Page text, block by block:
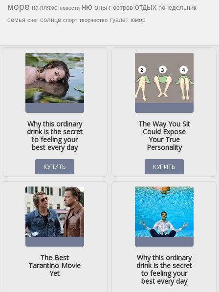
море на пляже новости ню опыт остров отдых понедельник
семья снег солнце спорт творчество туалет юмор